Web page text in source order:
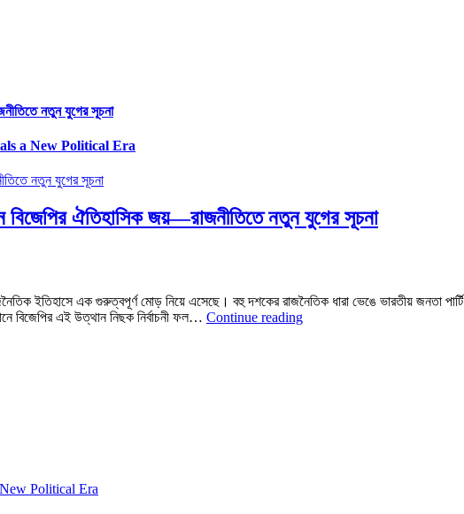
নতুন যুগের সূচনা
a New Political Era
ঐতিহাসিক জয়—রাজনীতিতে নতুন যুগের সূচনা
ইতিহাসে এক গুরুত্বপূর্ণ মোড় নিয়ে এসেছে। বহু দশকের রাজনৈতিক ধারা ভেঙে ভারতীয় জনতা
বিজেপির এই উত্থান নিছক নির্বাচনী ফল… Continue readingBroadcast